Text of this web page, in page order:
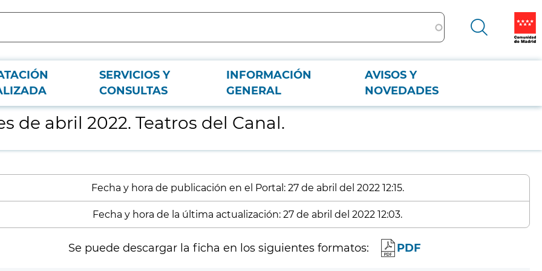
SERVICIOS Y
CONSULTAS
INFORMACIÓN
GENERAL
AVISOS Y
NOVEDADES
de abril 2022. Teatros del Canal.
Fecha y hora de publicación en el Portal: 27 de abril del 2022 12:15.
Fecha y hora de la última actualización: 27 de abril del 2022 12:03.
Se puede descargar la ficha en los siguientes formatos: PDF